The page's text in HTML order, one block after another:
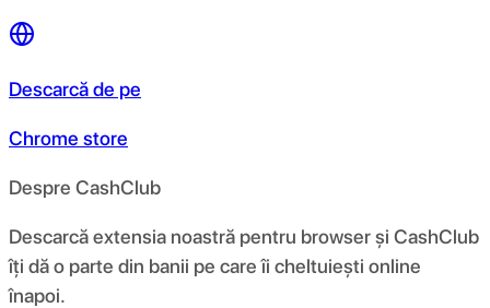
Descarcă de pe
Chrome store
Despre CashClub
Descarcă extensia noastră pentru browser și CashClub
îți dă o parte din banii pe care îi cheltuiești online
înapoi.